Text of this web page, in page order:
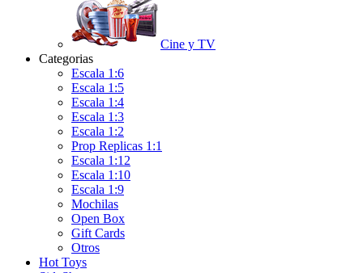
Cine y TV
Categorias
Escala 1:6
Escala 1:5
Escala 1:4
Escala 1:3
Escala 1:2
Prop Replicas 1:1
Escala 1:12
Escala 1:10
Escala 1:9
Mochilas
Open Box
Gift Cards
Otros
Hot Toys